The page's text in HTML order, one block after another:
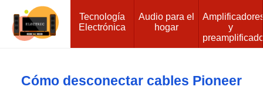
Tecnología
Electrónica
Audio para el
hogar
y
Cómo desconectar cables Pioneer